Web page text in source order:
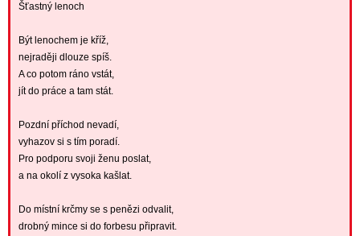
Šťastný lenoch
Být lenochem je kříž,
nejraději dlouze spíš.
A co potom ráno vstát,
jít do práce a tam stát.
Pozdní příchod nevadí,
vyhazov si s tím poradí.
Pro podporu svoji ženu poslat,
a na okolí z vysoka kašlat.
Do místní krčmy se s penězi odvalit,
drobný mince si do forbesu připravit.